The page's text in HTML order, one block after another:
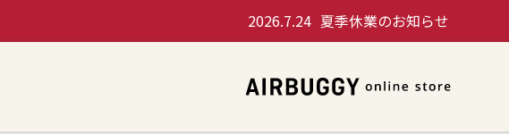
2026.7.24 夏季休業のお知らせ